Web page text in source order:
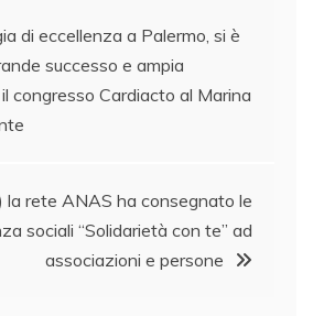
di eccellenza a Palermo, si è
successo e ampia
congresso Cardiacto al Marina
la rete ANAS ha consegnato le
sociali “Solidarietà con te” ad
associazioni e persone